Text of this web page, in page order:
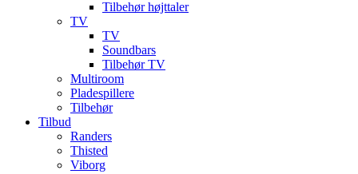
Tilbehør højttaler
TV
TV
Soundbars
Tilbehør TV
Multiroom
Pladespillere
Tilbehør
Tilbud
Randers
Thisted
Viborg